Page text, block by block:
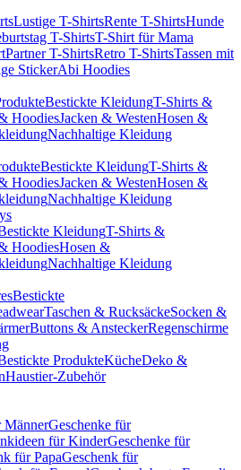
Lustige T-ShirtsRente T-ShirtsHunde
T-ShirtsT-Shirt für Mama
Partner T-ShirtsRetro T-ShirtsTassen mit
StickerAbi Hoodies
Bestickte KleidungT-Shirts &
HoodiesJacken & WestenHosen &
Nachhaltige Kleidung
Bestickte KleidungT-Shirts &
HoodiesJacken & WestenHosen &
Nachhaltige Kleidung
KleidungT-Shirts &
HoodiesHosen &
Nachhaltige Kleidung
Bestickte
Taschen & RucksäckeSocken &
Buttons & AnsteckerRegenschirme
ProdukteKücheDeko &
Haustier-Zubehör
MännerGeschenke für
für KinderGeschenke für
für PapaGeschenk für